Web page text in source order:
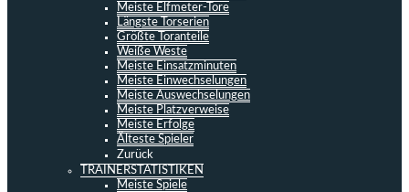
Meiste Elfmeter-Tore
Längste Torserien
Größte Toranteile
Weiße Weste
Meiste Einsatzminuten
Meiste Einwechselungen
Meiste Auswechselungen
Meiste Platzverweise
Meiste Erfolge
Älteste Spieler
Zurück
TRAINERSTATISTIKEN
Meiste Spiele